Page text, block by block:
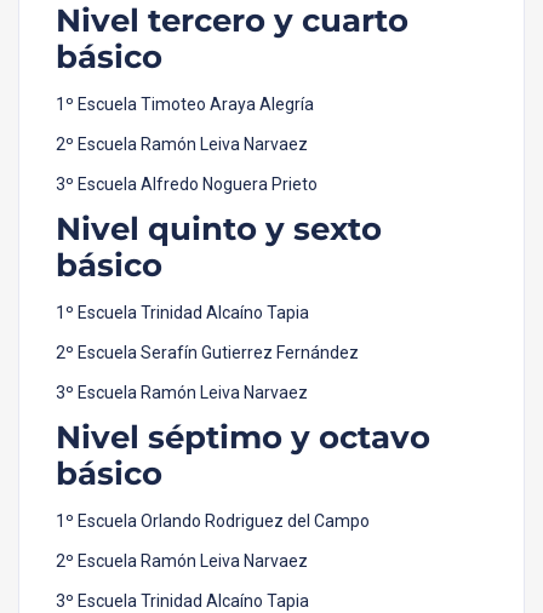
Nivel tercero y cuarto
básico
1º Escuela Timoteo Araya Alegría
2º Escuela Ramón Leiva Narvaez
3º Escuela Alfredo Noguera Prieto
Nivel quinto y sexto
básico
1º Escuela Trinidad Alcaíno Tapia
2º Escuela Serafín Gutierrez Fernández
3º Escuela Ramón Leiva Narvaez
Nivel séptimo y octavo
básico
1º Escuela Orlando Rodriguez del Campo
2º Escuela Ramón Leiva Narvaez
3º Escuela Trinidad Alcaíno Tapia